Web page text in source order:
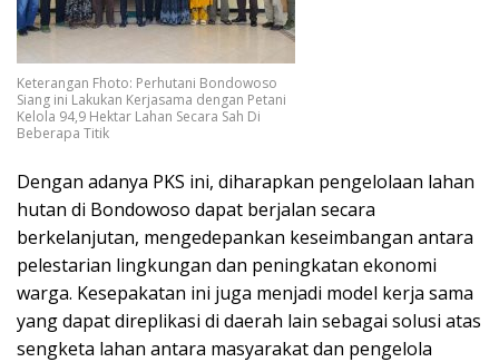
Keterangan Fhoto: Perhutani Bondowoso
Siang ini Lakukan Kerjasama dengan Petani
Kelola 94,9 Hektar Lahan Secara Sah Di
Beberapa Titik
Dengan adanya PKS ini, diharapkan pengelolaan lahan
hutan di Bondowoso dapat berjalan secara
berkelanjutan, mengedepankan keseimbangan antara
pelestarian lingkungan dan peningkatan ekonomi
warga. Kesepakatan ini juga menjadi model kerja sama
yang dapat direplikasi di daerah lain sebagai solusi atas
sengketa lahan antara masyarakat dan pengelola